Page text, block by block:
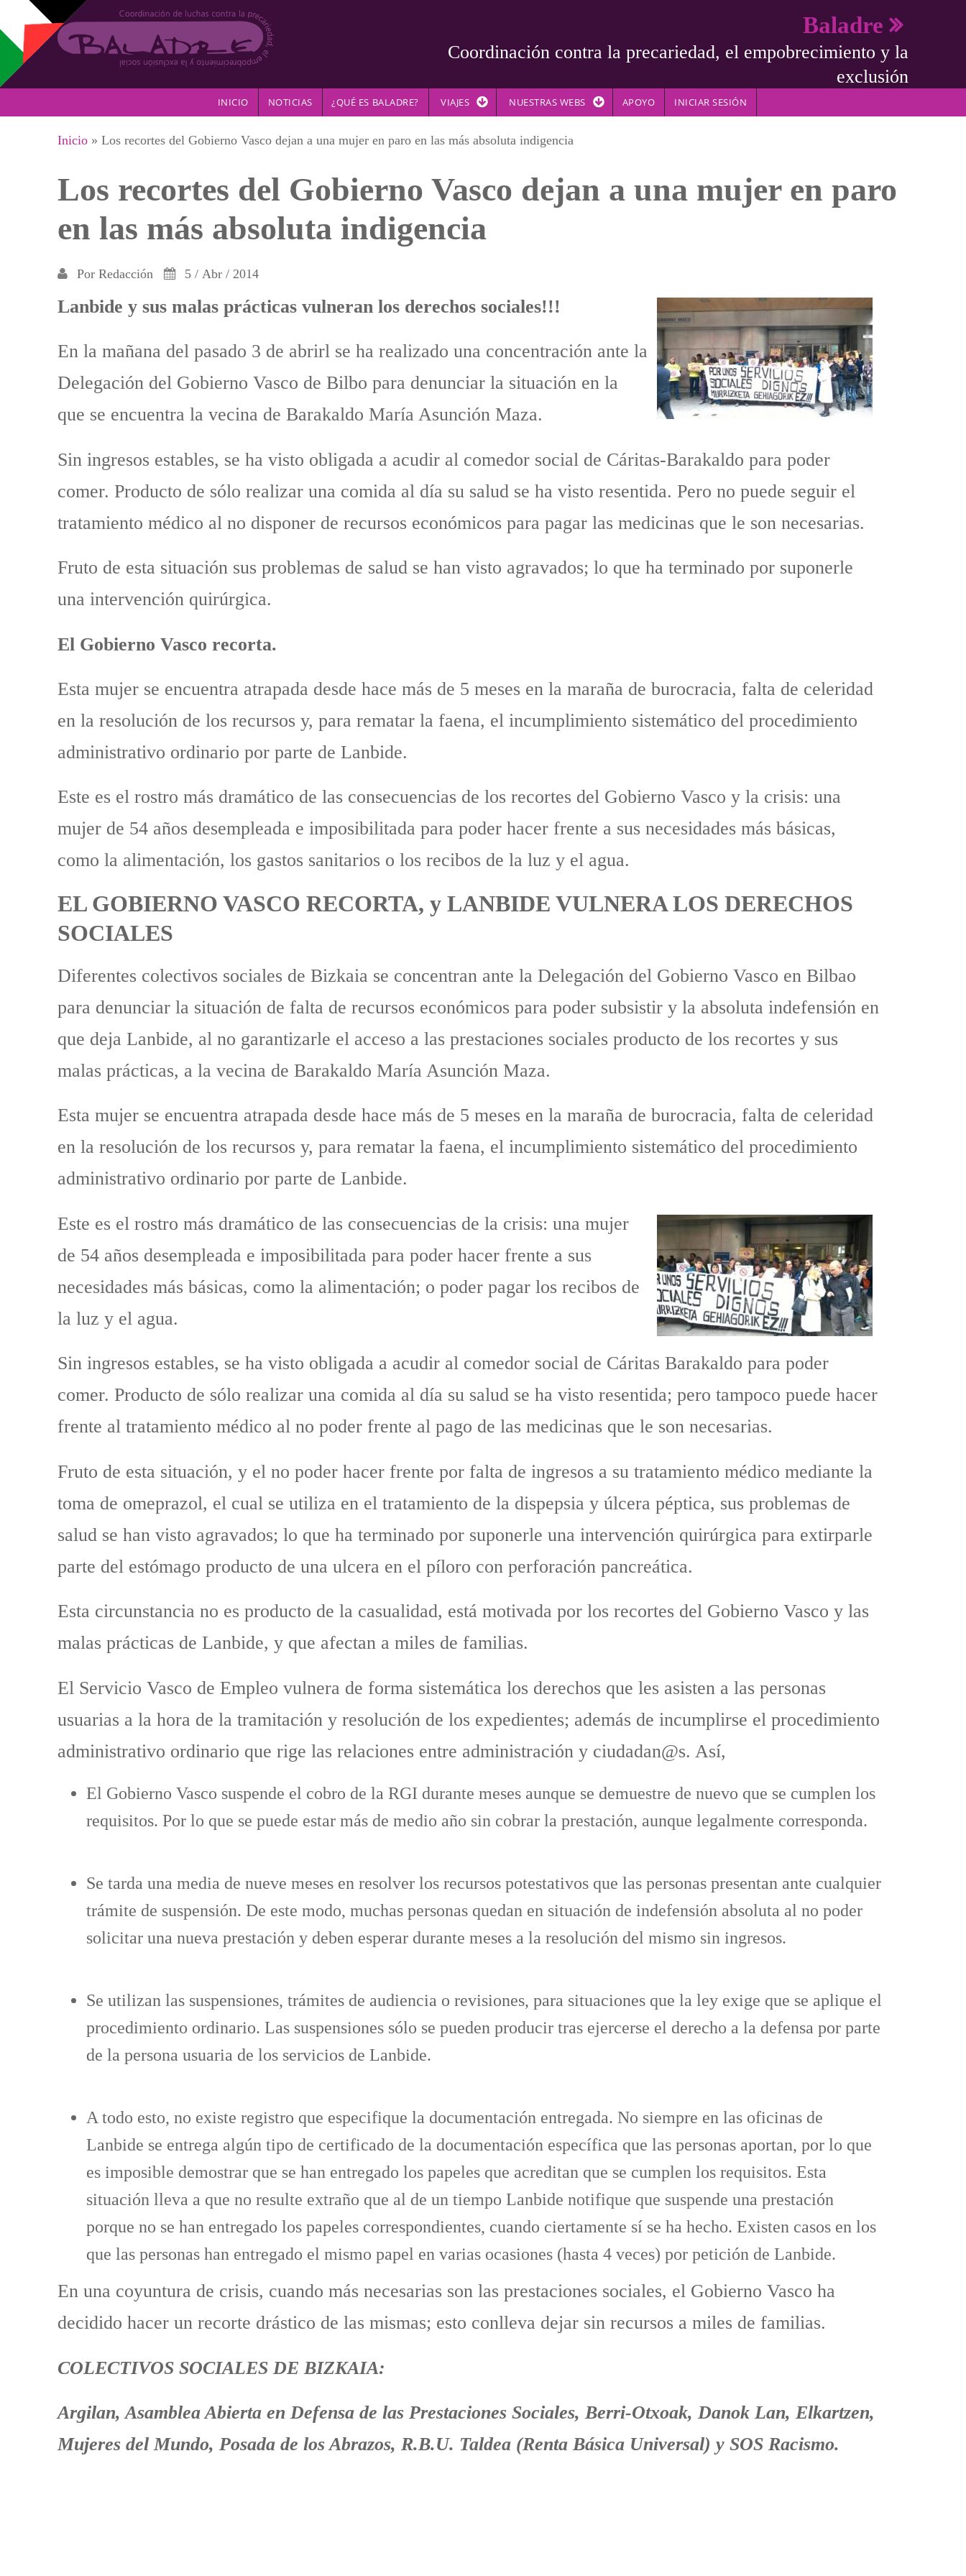
Pasar al contenido principal
Baladre
Coordinación contra la precariedad, el empobrecimiento y la
exclusión
INICIO NOTICIAS ¿QUÉ ES BALADRE? VIAJES NUESTRAS WEBS APOYO INICIAR SESIÓN
Se encuentra usted aquí
Inicio » Los recortes del Gobierno Vasco dejan a una mujer en paro en las más absoluta indigencia
Los recortes del Gobierno Vasco dejan a una mujer en paro
en las más absoluta indigencia
Por Redacción 5 / Abr / 2014
Lanbide y sus malas prácticas vulneran los derechos sociales!!!
En la mañana del pasado 3 de abrirl se ha realizado una concentración ante la
Delegación del Gobierno Vasco de Bilbo para denunciar la situación en la
que se encuentra la vecina de Barakaldo María Asunción Maza.
Sin ingresos estables, se ha visto obligada a acudir al comedor social de Cáritas-Barakaldo para poder
comer. Producto de sólo realizar una comida al día su salud se ha visto resentida. Pero no puede seguir el
tratamiento médico al no disponer de recursos económicos para pagar las medicinas que le son necesarias.
Fruto de esta situación sus problemas de salud se han visto agravados; lo que ha terminado por suponerle
una intervención quirúrgica.
El Gobierno Vasco recorta.
Esta mujer se encuentra atrapada desde hace más de 5 meses en la maraña de burocracia, falta de celeridad
en la resolución de los recursos y, para rematar la faena, el incumplimiento sistemático del procedimiento
administrativo ordinario por parte de Lanbide.
Este es el rostro más dramático de las consecuencias de los recortes del Gobierno Vasco y la crisis: una
mujer de 54 años desempleada e imposibilitada para poder hacer frente a sus necesidades más básicas,
como la alimentación, los gastos sanitarios o los recibos de la luz y el agua.
EL GOBIERNO VASCO RECORTA, y LANBIDE VULNERA LOS DERECHOS
SOCIALES
Diferentes colectivos sociales de Bizkaia se concentran ante la Delegación del Gobierno Vasco en Bilbao
para denunciar la situación de falta de recursos económicos para poder subsistir y la absoluta indefensión en
que deja Lanbide, al no garantizarle el acceso a las prestaciones sociales producto de los recortes y sus
malas prácticas, a la vecina de Barakaldo María Asunción Maza.
Esta mujer se encuentra atrapada desde hace más de 5 meses en la maraña de burocracia, falta de celeridad
en la resolución de los recursos y, para rematar la faena, el incumplimiento sistemático del procedimiento
administrativo ordinario por parte de Lanbide.
Este es el rostro más dramático de las consecuencias de la crisis: una mujer
de 54 años desempleada e imposibilitada para poder hacer frente a sus
necesidades más básicas, como la alimentación; o poder pagar los recibos de
la luz y el agua.
Sin ingresos estables, se ha visto obligada a acudir al comedor social de Cáritas Barakaldo para poder
comer. Producto de sólo realizar una comida al día su salud se ha visto resentida; pero tampoco puede hacer
frente al tratamiento médico al no poder frente al pago de las medicinas que le son necesarias.
Fruto de esta situación, y el no poder hacer frente por falta de ingresos a su tratamiento médico mediante la
toma de omeprazol, el cual se utiliza en el tratamiento de la dispepsia y úlcera péptica, sus problemas de
salud se han visto agravados; lo que ha terminado por suponerle una intervención quirúrgica para extirparle
parte del estómago producto de una ulcera en el píloro con perforación pancreática.
Esta circunstancia no es producto de la casualidad, está motivada por los recortes del Gobierno Vasco y las
malas prácticas de Lanbide, y que afectan a miles de familias.
El Servicio Vasco de Empleo vulnera de forma sistemática los derechos que les asisten a las personas
usuarias a la hora de la tramitación y resolución de los expedientes; además de incumplirse el procedimiento
administrativo ordinario que rige las relaciones entre administración y ciudadan@s. Así,
El Gobierno Vasco suspende el cobro de la RGI durante meses aunque se demuestre de nuevo que se cumplen los
requisitos. Por lo que se puede estar más de medio año sin cobrar la prestación, aunque legalmente corresponda.
Se tarda una media de nueve meses en resolver los recursos potestativos que las personas presentan ante cualquier
trámite de suspensión. De este modo, muchas personas quedan en situación de indefensión absoluta al no poder
solicitar una nueva prestación y deben esperar durante meses a la resolución del mismo sin ingresos.
Se utilizan las suspensiones, trámites de audiencia o revisiones, para situaciones que la ley exige que se aplique el
procedimiento ordinario. Las suspensiones sólo se pueden producir tras ejercerse el derecho a la defensa por parte
de la persona usuaria de los servicios de Lanbide.
A todo esto, no existe registro que especifique la documentación entregada. No siempre en las oficinas de
Lanbide se entrega algún tipo de certificado de la documentación específica que las personas aportan, por lo que
es imposible demostrar que se han entregado los papeles que acreditan que se cumplen los requisitos. Esta
situación lleva a que no resulte extraño que al de un tiempo Lanbide notifique que suspende una prestación
porque no se han entregado los papeles correspondientes, cuando ciertamente sí se ha hecho. Existen casos en los
que las personas han entregado el mismo papel en varias ocasiones (hasta 4 veces) por petición de Lanbide.
En una coyuntura de crisis, cuando más necesarias son las prestaciones sociales, el Gobierno Vasco ha
decidido hacer un recorte drástico de las mismas; esto conlleva dejar sin recursos a miles de familias.
COLECTIVOS SOCIALES DE BIZKAIA:
Argilan, Asamblea Abierta en Defensa de las Prestaciones Sociales, Berri-Otxoak, Danok Lan, Elkartzen,
Mujeres del Mundo, Posada de los Abrazos, R.B.U. Taldea (Renta Básica Universal) y SOS Racismo.